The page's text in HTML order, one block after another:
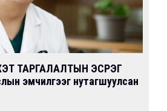
ТАРГАЛАЛТЫН ЭСРЭГ
эмчилгээг нутагшуулсан